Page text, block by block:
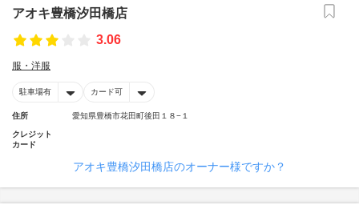
アオキ豊橋汐田橋店
3.06
服・洋服
駐車場有 カード可
住所 愛知県豊橋市花田町後田１８−１
クレジット
カード
アオキ豊橋汐田橋店のオーナー様ですか？